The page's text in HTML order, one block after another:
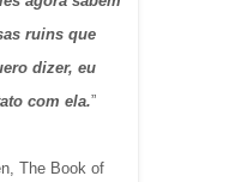
ruins que
dizer, eu
com ela.”
The Book of